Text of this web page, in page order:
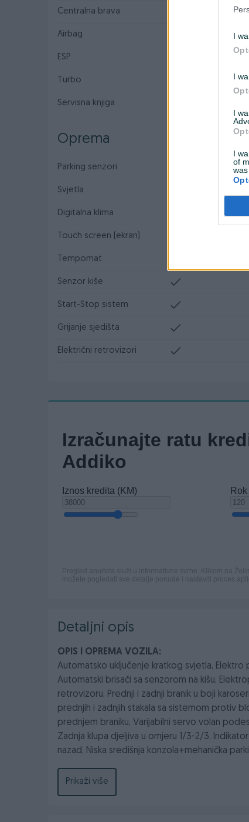
I
I
I
I
of
was
Centralna brava
Airbag
ESP
Turbo
Servisna knjiga
Oprema
Parking senzori
Svjetla
Digitalna klima
Touch screen (ekran)
Tempomat
Senzor kiše
Start-Stop sistem
Grijanje sjedišta
Električni retrovizori
Detaljni opis
OPIS I OPREMA VOZILA:
Automatsko uključenje kratkog svjetla, Elektro
Automatski brisači sa senzorom na kišu,
retrovizoru, Prednji i zadnji branik u boji
prednjih i zadnjih stakala sa sistemom protiv
prednjem braniku, Varijabilni servo volan
Zadnja klupa djeljiva u omjeru 1/3-2/3,
nazad, Niska središnja konzola+mehanička
komfortna sjedišta, Upozorenje prilikom
stropna obloga+krovni držač na strani
Prikaži više